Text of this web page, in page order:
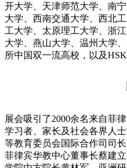
开大学、天津师范大学、南
大学、西南交通大学、西北
工大学、太原理工大学、浙
大学、燕山大学、温州大学
所中国双一流高校，以及
展会吸引了2000余名来自菲
学习者、家长及社会各界人
等教育委员会国际合作司司长
菲律宾华教中心董事长蔡建